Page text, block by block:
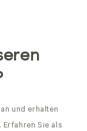
und erhalten
Erfahren Sie als